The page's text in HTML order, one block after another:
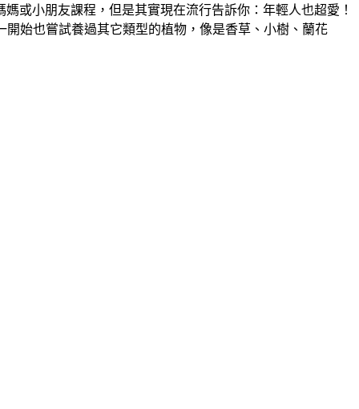
或小朋友課程，但是其實現在流行告訴你：年輕人也超愛！
始也嘗試養過其它類型的植物，像是香草、小樹、蘭花